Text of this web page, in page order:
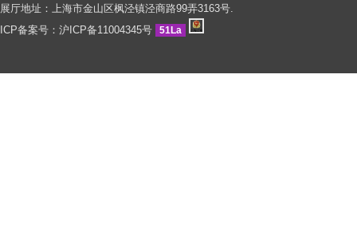
展厅地址：上海市金山区枫泾镇泾商路99弄3163号.
ICP备案号： 沪ICP备11004345号 51La